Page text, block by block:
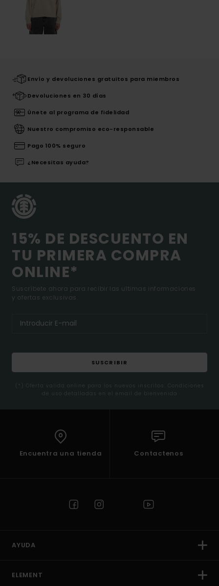
Envío y devoluciones gratuitos para miembros
Devoluciones en 30 días
Únete al programa de fidelidad
Nuestro compromiso eco-responsable
Pago 100% seguro
¿Necesitas ayuda?
15% DE DESCUENTO EN
TU PRIMERA COMPRA
ONLINE*
Suscríbete ahora para recibir las ultimas informaciones
y ofertas exclusivas.
SUSCRIBIR
(*) Oferta valida online para los nuevos inscritos. Condiciones
de uso detalladas en el email de bienvenida
Encuentra una tienda Contactenos
AYUDA
ELEMENT